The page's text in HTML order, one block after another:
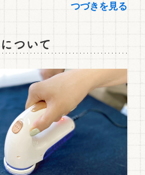
つづきを見る
ついて